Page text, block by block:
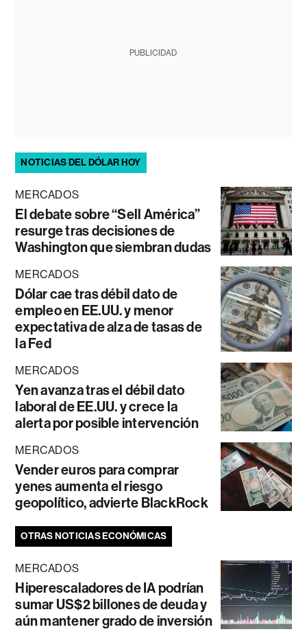
PUBLICIDAD
NOTICIAS DEL DÓLAR HOY
MERCADOS
El debate sobre “Sell América”
resurge tras decisiones de
Washington que siembran dudas
MERCADOS
Dólar cae tras débil dato de
empleo en EE.UU. y menor
expectativa de alza de tasas de
la Fed
MERCADOS
Yen avanza tras el débil dato
laboral de EE.UU. y crece la
alerta por posible intervención
MERCADOS
Vender euros para comprar
yenes aumenta el riesgo
geopolítico, advierte BlackRock
OTRAS NOTICIAS ECONÓMICAS
MERCADOS
Hiperescaladores de IA podrían
sumar US$2 billones de deuda y
aún mantener grado de inversión